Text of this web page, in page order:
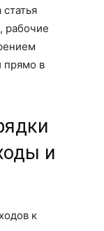
рабочие
прямо в
и
к